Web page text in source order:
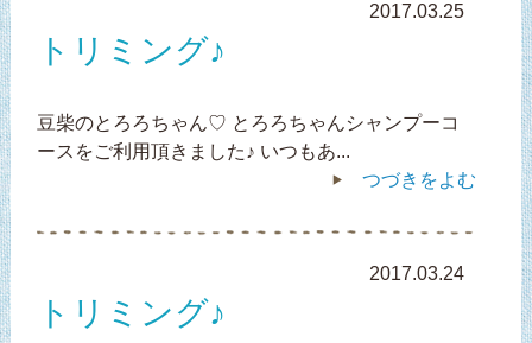
2017.03.25
トリミング♪
豆柴のとろろちゃん♡ とろろちゃんシャンプーコ
ースをご利用頂きました♪ いつもあ...
つづきをよむ
2017.03.24
トリミング♪